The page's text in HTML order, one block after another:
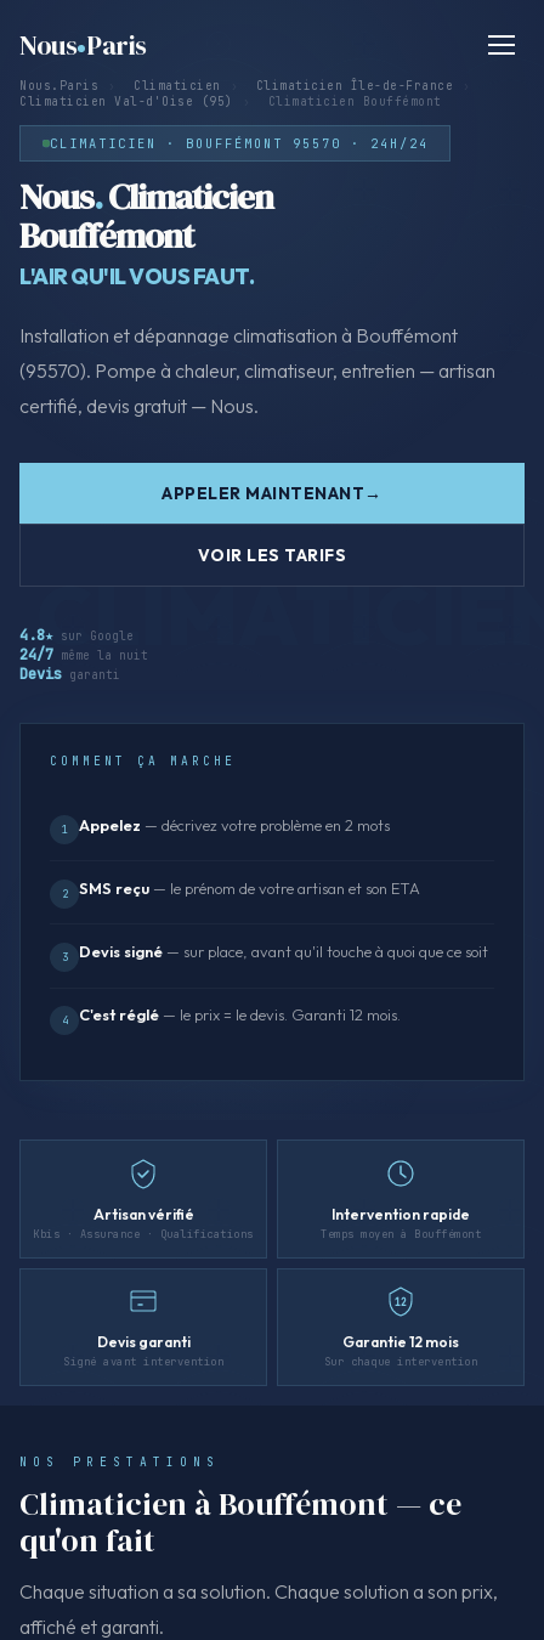
Nous Paris
Nous.Paris Climaticien Climaticien Île-de-France
Climaticien Val-d'Oise (95)
Climaticien Bouffémont
CLIMATICIEN · BOUFFÉMONT 95570 · 24H/24
Nous.Climaticien
Bouffémont
L'AIR QU'IL VOUS FAUT.
Installation et dépannage climatisation à Bouffémont
(95570). Pompe à chaleur, climatiseur, entretien — artisan
certifié, devis gratuit — Nous.
APPELER MAINTENANT
VOIR LES TARIFS
4.8★ sur Google
24/7 même la nuit
Devis garanti
COMMENT ÇA MARCHE
1 Appelez — décrivez votre problème en 2 mots
2 SMS reçu — le prénom de votre artisan et son ETA
3 Devis signé — sur place, avant qu'il touche à quoi que ce soit
4 C'est réglé — le prix = le devis. Garanti 12 mois.
Artisan vérifié
Kbis · Assurance · Qualifications
Intervention rapide
Temps moyen à Bouffémont
Devis garanti
Signé avant intervention
12
Garantie 12 mois
Sur chaque intervention
NOS PRESTATIONS
Climaticien à Bouffémont — ce
qu'on fait
Chaque situation a sa solution. Chaque solution a son prix,
affiché et garanti.